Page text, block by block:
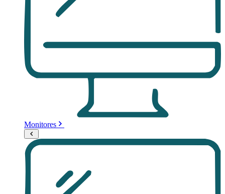
Monitores